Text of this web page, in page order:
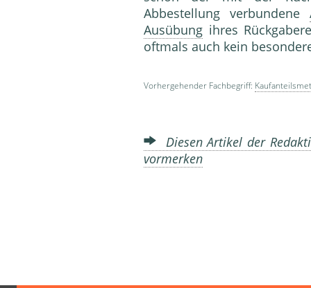
Abbestellung ver­bundene
Ausübung ihres
oftmals auch kein
Vorhergehender Fachbegriff:
Diesen Artikel der
vormerken